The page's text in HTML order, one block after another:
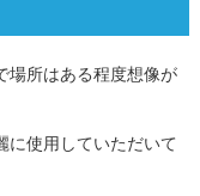
場所はある程度想像が
に使用していただいて